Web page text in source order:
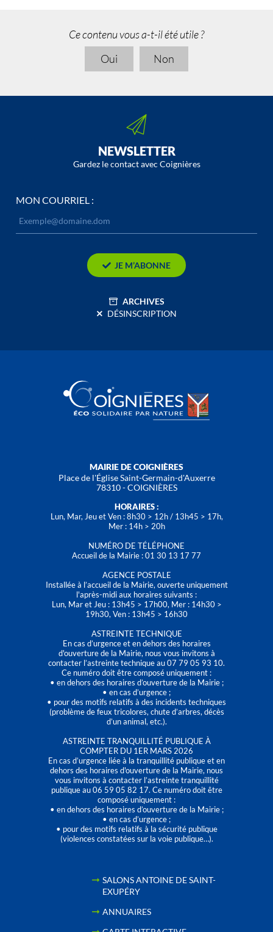
Ce contenu vous a-t-il été utile ?
Oui
Non
NEWSLETTER
Gardez le contact avec Coignières
MON COURRIEL :
JE M’ABONNE
ARCHIVES
DÉSINSCRIPTION
MAIRIE DE COIGNIÈRES
Place de l'Église Saint-Germain-d'Auxerre
78310 - COIGNIÈRES
HORAIRES :
Lun, Mar, Jeu et Ven : 8h30 > 12h / 13h45 > 17h,
Mer : 14h > 20h
NUMÉRO DE TÉLÉPHONE
Accueil de la Mairie : 01 30 13 17 77
AGENCE POSTALE
Installée à l’accueil de la Mairie, ouverte uniquement
l'après-midi aux horaires suivants :
Lun, Mar et Jeu : 13h45 > 17h00, Mer : 14h30 >
19h30, Ven : 13h45 > 16h30
ASTREINTE TECHNIQUE
En cas d’urgence et en dehors des horaires
d'ouverture de la Mairie, nous vous invitons à
contacter l’astreinte technique au 07 79 05 93 10.
Ce numéro doit être composé uniquement :
• en dehors des horaires d’ouverture de la Mairie ;
• en cas d’urgence ;
• pour des motifs relatifs à des incidents techniques
(problème de feux tricolores, chute d’arbres, décès
d’un animal, etc.).
ASTREINTE TRANQUILLITÉ PUBLIQUE À
COMPTER DU 1ER MARS 2026
En cas d’urgence liée à la tranquillité publique et en
dehors des horaires d'ouverture de la Mairie, nous
vous invitons à contacter l’astreinte tranquillité
publique au 06 59 05 82 17. Ce numéro doit être
composé uniquement :
• en dehors des horaires d’ouverture de la Mairie ;
• en cas d’urgence ;
• pour des motifs relatifs à la sécurité publique
(violences constatées sur la voie publique…).
SALONS ANTOINE DE SAINT-
EXUPÉRY
ANNUAIRES